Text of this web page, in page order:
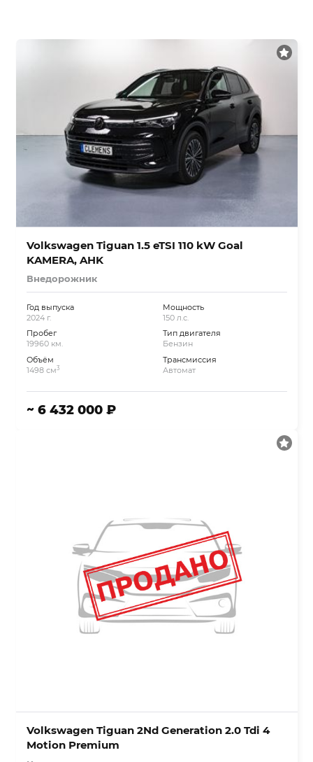
Volkswagen Tiguan 1.5 eTSI 110 kW Goal
KAMERA, AHK
Внедорожник
Год выпуска
2024 г.
Пробег
19960 км.
Объём
1498 см3
Мощность
150 л.с.
Тип двигателя
Бензин
Трансмиссия
Автомат
~ 6 432 000 ₽
Volkswagen Tiguan 2Nd Generation 2.0 Tdi 4
Motion Premium